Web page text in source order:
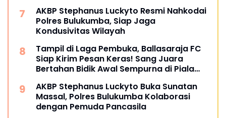
AKBP Stephanus Luckyto Resmi Nahkodai
Polres Bulukumba, Siap Jaga
Kondusivitas Wilayah
Tampil di Laga Pembuka, Ballasaraja FC
Siap Kirim Pesan Keras! Sang Juara
Bertahan Bidik Awal Sempurna di Piala
AKBP Stephanus Luckyto Buka Sunatan
Massal, Polres Bulukumba Kolaborasi
dengan Pemuda Pancasila